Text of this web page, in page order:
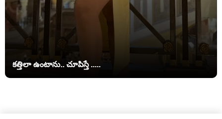
కత్తిలా ఉంటాను.. చూపిస్తే .....